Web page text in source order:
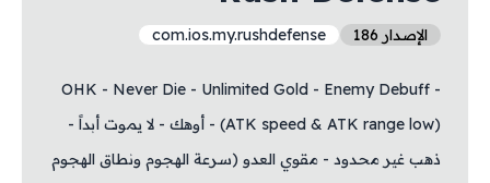
الإصدار 186 com.ios.my.rushdefense
- OHK - Never Die - Unlimited Gold - Enemy Debuff
(ATK speed & ATK range low) - أوهك - لا يموت أبداً -
ذهب غير محدود - مقوي العدو (سرعة الهجوم ونطاق الهجوم